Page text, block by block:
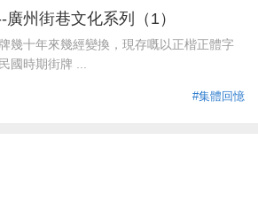
州街巷文化系列（1）
幾十年來幾經變換，現存嘅以正楷正體字
國時期街牌 ...
#集體回憶